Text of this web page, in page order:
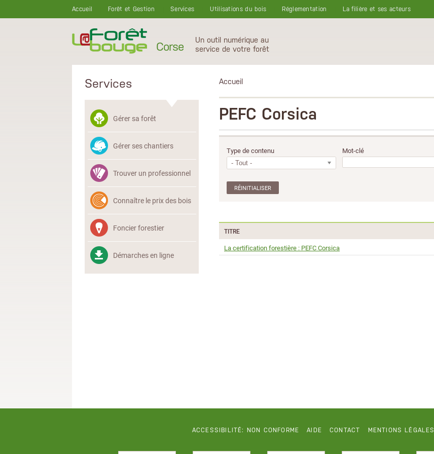
Accueil
Forêt et Gestion Services Utilisations du bois Réglementation La filière et ses acteurs
Corse
Un outil numérique au
service de votre forêt
Services
Gérer sa forêt
Gérer ses chantiers
Trouver un professionnel
Connaître le prix des bois
Foncier forestier
Démarches en ligne
Accueil
PEFC Corsica
Type de contenu
- Tout -
Mot-clé
TITRE
La certification forestière : PEFC Corsica
ACCESSIBILITÉ: NON CONFORME AIDE CONTACT MENTIONS LÉGALES